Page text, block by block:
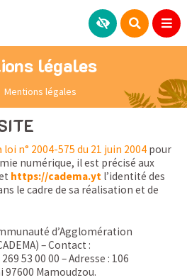
légales
Mentions légales
loi n° 2004-575 du 21 juin 2004 pour
numérique, il est précisé aux
https://cadema.yt l’identité des
le cadre de sa réalisation et de
d’Agglomération
– Contact :
53 00 00 – Adresse : 106
97600 Mamoudzou.